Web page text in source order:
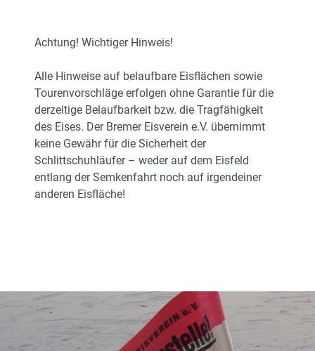
Achtung! Wichtiger Hinweis!
Alle Hinweise auf belaufbare Eisflächen sowie
Tourenvorschläge erfolgen ohne Garantie für die
derzeitige Belaufbarkeit bzw. die Tragfähigkeit
des Eises. Der Bremer Eisverein e.V. übernimmt
keine Gewähr für die Sicherheit der
Schlittschuhläufer – weder auf dem Eisfeld
entlang der Semkenfahrt noch auf irgendeiner
anderen Eisfläche!